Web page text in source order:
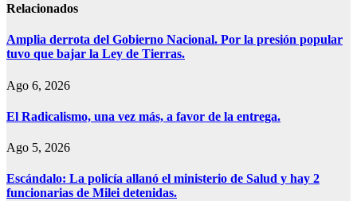
Relacionados
Amplia derrota del Gobierno Nacional. Por la presión popular
tuvo que bajar la Ley de Tierras.
Ago 6, 2026
El Radicalismo, una vez más, a favor de la entrega.
Ago 5, 2026
Escándalo: La policía allanó el ministerio de Salud y hay 2
funcionarias de Milei detenidas.